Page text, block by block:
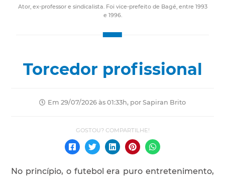
Ator, ex-professor e sindicalista. Foi vice-prefeito de Bagé, entre 1993
e 1996.
Torcedor profissional
Em 29/07/2026 às 01:33h, por Sapiran Brito
No princípio, o futebol era puro entretenimento,